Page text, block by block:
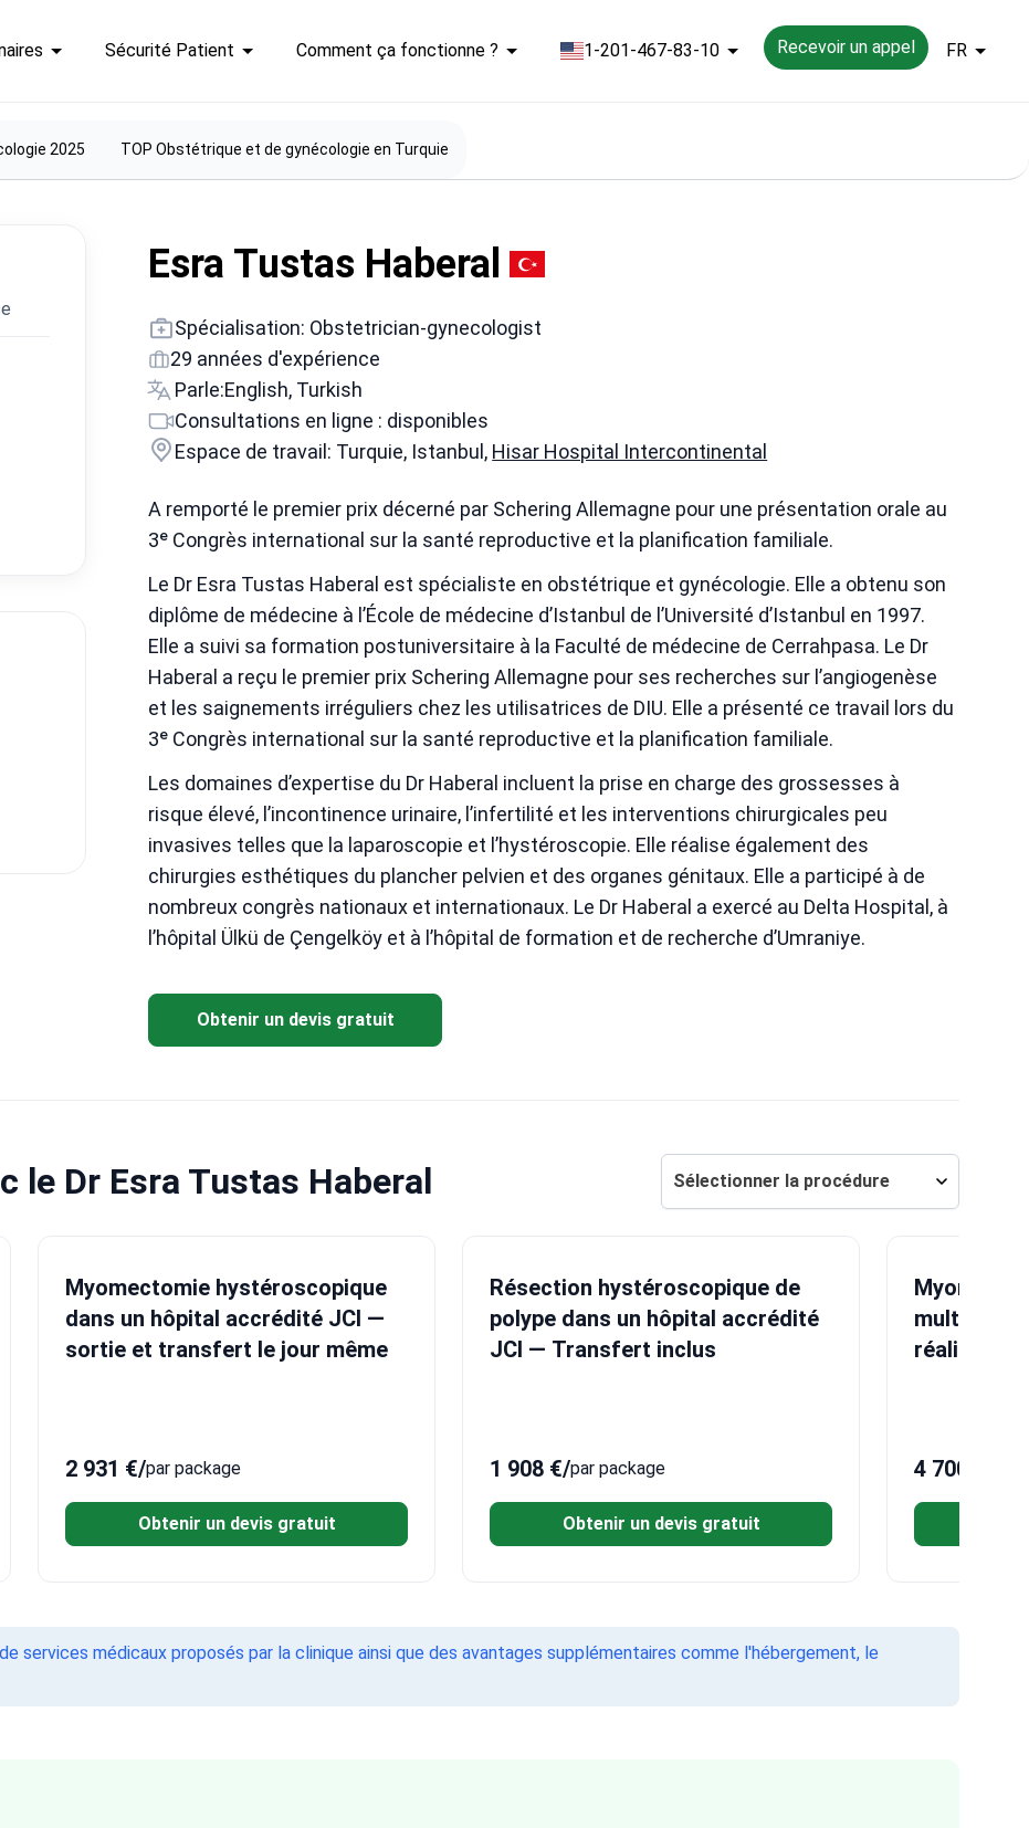
Sécurité Patient Comment ça fonctionne ? 1-201-467-83-10 Recevoir un appel FR
2025 TOP Obstétrique et de gynécologie en Turquie
Esra Tustas Haberal
Spécialisation: Obstetrician-gynecologist
29 années d'expérience
Parle:English, Turkish
Consultations en ligne : disponibles
Espace de travail: Turquie, Istanbul, Hisar Hospital Intercontinental
A remporté le premier prix décerné par Schering Allemagne pour une présentation orale au
3ᵉ Congrès international sur la santé reproductive et la planification familiale.
Le Dr Esra Tustas Haberal est spécialiste en obstétrique et gynécologie. Elle a obtenu son
diplôme de médecine à l’École de médecine d’Istanbul de l’Université d’Istanbul en 1997.
Elle a suivi sa formation postuniversitaire à la Faculté de médecine de Cerrahpasa. Le Dr
Haberal a reçu le premier prix Schering Allemagne pour ses recherches sur l’angiogenèse
et les saignements irréguliers chez les utilisatrices de DIU. Elle a présenté ce travail lors du
3ᵉ Congrès international sur la santé reproductive et la planification familiale.
Les domaines d’expertise du Dr Haberal incluent la prise en charge des grossesses à
risque élevé, l’incontinence urinaire, l’infertilité et les interventions chirurgicales peu
invasives telles que la laparoscopie et l’hystéroscopie. Elle réalise également des
chirurgies esthétiques du plancher pelvien et des organes génitaux. Elle a participé à de
nombreux congrès nationaux et internationaux. Le Dr Haberal a exercé au Delta Hospital, à
l’hôpital Ülkü de Çengelköy et à l’hôpital de formation et de recherche d’Umraniye.
Obtenir un devis gratuit
le Dr Esra Tustas Haberal Sélectionner la procédure
Myomectomie hystéroscopique
dans un hôpital accrédité JCI —
sortie et transfert le jour même
2 931 €/par package
Obtenir un devis gratuit
Résection hystéroscopique de
polype dans un hôpital accrédité
JCI — Transfert inclus
1 908 €/par package
Obtenir un devis gratuit
multiple
réalisé
4 700 €
services médicaux proposés par la clinique ainsi que des avantages supplémentaires comme l'hébergement, le